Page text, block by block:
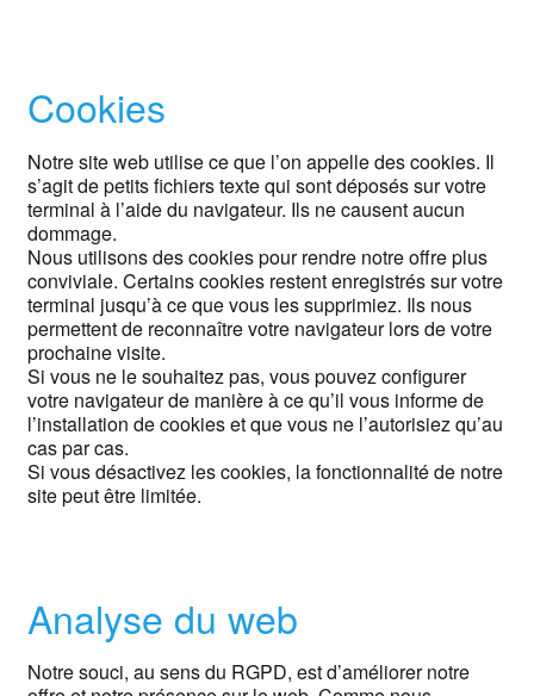
Cookies
Notre site web utilise ce que l’on appelle des cookies. Il
s’agit de petits fichiers texte qui sont déposés sur votre
terminal à l’aide du navigateur. Ils ne causent aucun
dommage.
Nous utilisons des cookies pour rendre notre offre plus
conviviale. Certains cookies restent enregistrés sur votre
terminal jusqu’à ce que vous les supprimiez. Ils nous
permettent de reconnaître votre navigateur lors de votre
prochaine visite.
Si vous ne le souhaitez pas, vous pouvez configurer
votre navigateur de manière à ce qu’il vous informe de
l’installation de cookies et que vous ne l’autorisiez qu’au
cas par cas.
Si vous désactivez les cookies, la fonctionnalité de notre
site peut être limitée.
Analyse du web
Notre souci, au sens du RGPD, est d’améliorer notre